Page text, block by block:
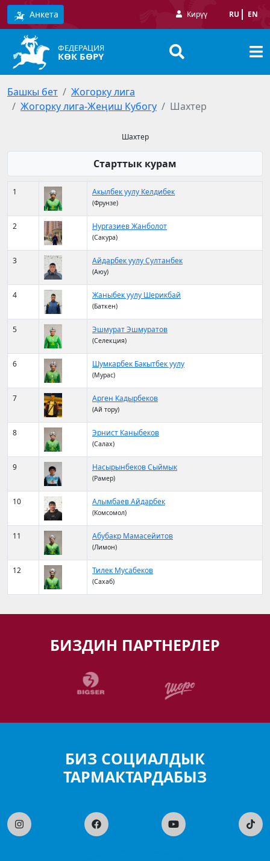
Анкета Кирүү RU EN
ФЕДЕРАЦИЯ
КӨК БӨРҮ
Башкы бет
Жогорку лига
Жогорку лига-Жеңиш Кубогу
Шахтер
Шахтер
Старттык курам
1 Акылбек уулу Келдибек
(Фрунзе)
2 Нургазиев Жанболот
(Сакура)
3 Айдарбек уулу Султанбек
(Аюу)
4 Жаныбек уулу Шерикбай
(Баткен)
5 Эшмурат Эшмуратов
(Селекция)
6 Шумкарбек Бакытбек уулу
(Мурас)
7 Арген Кадырбеков
(Ай тору)
8 Эрнист Каныбеков
(Салах)
9 Насырынбеков Сыймык
(Рамер)
10 Алымбаев Айдарбек
(Комсомол)
11 Абубакр Мамасейитов
(Лимон)
12 Тилек Мусабеков
(Сахаб)
БИЗДИН ПАРТНЕРЛЕР
БИЗ СОЦИАЛДЫК
ТАРМАКТАРДАБЫЗ